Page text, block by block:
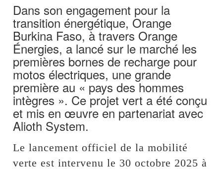
Dans son engagement pour la
transition énergétique, Orange
Burkina Faso, à travers Orange
Énergies, a lancé sur le marché les
premières bornes de recharge pour
motos électriques, une grande
première au « pays des hommes
intègres ». Ce projet vert a été conçu
et mis en œuvre en partenariat avec
Alioth System.
Le lancement officiel de la mobilité
verte est intervenu le 30 octobre 2025 à